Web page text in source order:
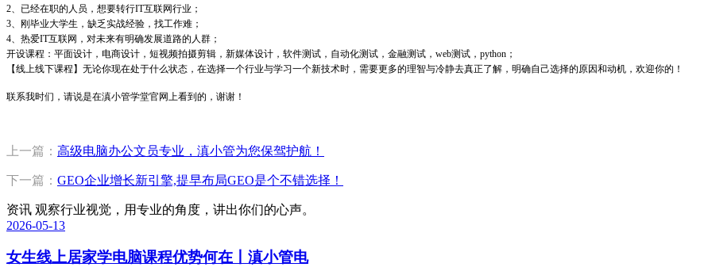
2、已经在职的人员，想要转行IT互联网行业；
3、刚毕业大学生，缺乏实战经验，找工作难；
4、热爱IT互联网，对未来有明确发展道路的人群；
开设课程：平面设计，电商设计，短视频拍摄剪辑，新媒体设计，软件测试，自动化测试，金融测试，web测试，python；
【线上线下课程】无论你现在处于什么状态，在选择一个行业与学习一个新技术时，需要更多的理智与冷静去真正了解，明确自己选择的原因和动机，欢迎你的！
联系我时们，请说是在滇小管学堂官网上看到的，谢谢！
上一篇： 高级电脑办公文员专业，滇小管为您保驾护航！
下一篇： GEO企业增长新引擎,提早布局GEO是个不错选择！
资讯 观察行业视觉，用专业的角度，讲出你们的心声。
2026-05-13
女生线上居家学电脑课程优势何在丨滇小管电